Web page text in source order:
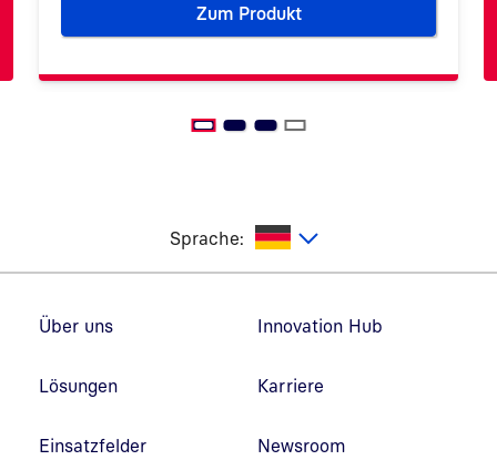
in der digitalen Verwaltung
Zum ProduktSignaturserver portiQ
Sprache:
Über uns
Lösungen
Einsatzfelder
Innovation Hub
Karriere
Newsroom